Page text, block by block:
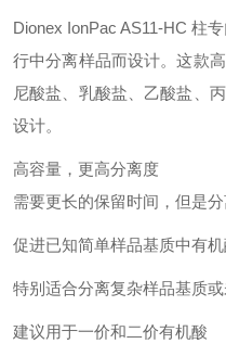
Dionex IonPac AS11-HC 柱
行中分离样品而设计。这款
尼酸盐、乳酸盐、乙酸盐、
设计。
高容量，更高分离度
需要更长的保留时间，但是
促进已知简单样品基质中有
特别适合分离复杂样品基质
建议用于一价和二价有机酸